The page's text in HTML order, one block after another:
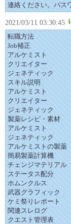
連絡ください。パス
2021/03/11 03:30:45
転職方法
Job補正
アルケミスト
クリエイター
ジェネティック
スキル説明
アルケミスト
クリエイター
ジェネティック
製薬レシピ・素材
アルケミスト
ジェネティック
アルケミストの製薬
簡易製薬計算機
チェンジマテリアル
ステータス配分
ホムンクルス
武器グラフィック
ケミ祭りレポート
関連スレログ
クエスト管理表